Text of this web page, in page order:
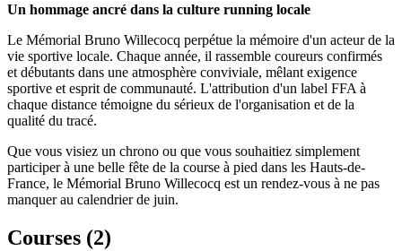
Un hommage ancré dans la culture running locale
Le Mémorial Bruno Willecocq perpétue la mémoire d'un acteur de la
vie sportive locale. Chaque année, il rassemble coureurs confirmés
et débutants dans une atmosphère conviviale, mêlant exigence
sportive et esprit de communauté. L'attribution d'un label FFA à
chaque distance témoigne du sérieux de l'organisation et de la
qualité du tracé.
Que vous visiez un chrono ou que vous souhaitiez simplement
participer à une belle fête de la course à pied dans les Hauts-de-
France, le Mémorial Bruno Willecocq est un rendez-vous à ne pas
manquer au calendrier de juin.
Courses (2)